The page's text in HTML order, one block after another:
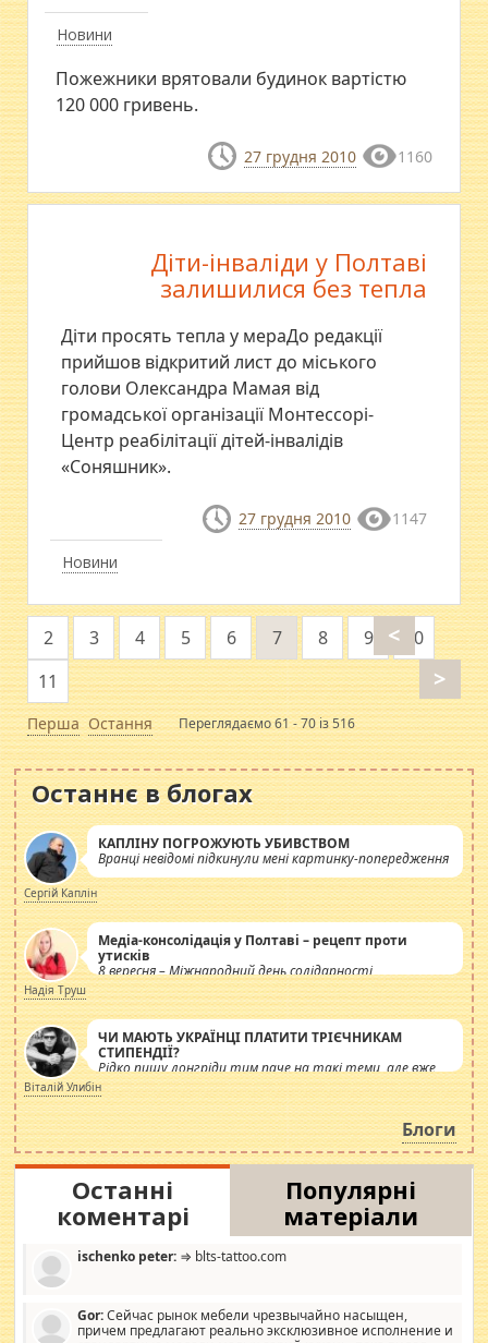
Новини
Пожежники врятовали будинок вартістю
120 000 гривень.
27 грудня 2010 1160
Новини
Діти-інваліди у Полтаві
залишилися без тепла
Діти просять тепла у мераДо редакції
прийшов відкритий лист до міського
голови Олександра Мамая від
громадської організації Монтессорі-
Центр реабілітації дітей-інвалідів
«Соняшник».
27 грудня 2010 1147
Перша
<
2 3 4 5 6 7 8 9
10
11
>
Остання Переглядаємо 61 - 70 із 516
Останнє в блогах
КАПЛІНУ ПОГРОЖУЮТЬ УБИВСТВОМ
Вранці невідомі підкинули мені картинку-попередження
Сергій Каплін
Медіа-консолідація у Полтаві – рецепт проти
утисків
8 вересня – Міжнародний день солідарності
журналістів.
Надія Труш
ЧИ МАЮТЬ УКРАЇНЦІ ПЛАТИТИ ТРІЄЧНИКАМ
СТИПЕНДІЇ?
Рідко пишу лонгріди тим паче на такі теми, але вже
просто дістало! Обурюють сьогоднішні інсенуації
навколо стипендіального питання. Штучно
роздувається ще одна соціальна катастрофа.
Віталій Улибін
Блоги
Останні
коментарі
Популярні
матеріали
ischenko peter: ⇒ blts-tattoo.com
Gor:Сейчас рынок мебели чрезвычайно насыщен,
причем предлагают реально эксклюзивное исполнение и